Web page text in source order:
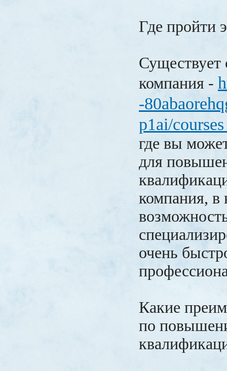
Где пройти
Существует
компания -
-
p1ai/
где вы
для
компания, в
очень
Какие
по